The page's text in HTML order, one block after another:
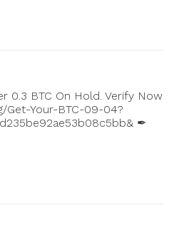
0.3 BTC On Hold. Verify Now
Get-Your-BTC-09-04?
✒